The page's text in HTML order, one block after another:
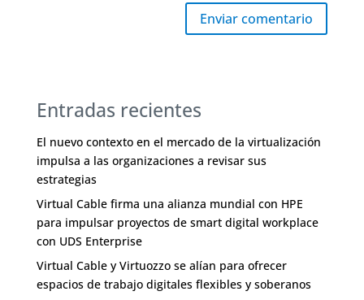
Enviar comentario
Entradas recientes
El nuevo contexto en el mercado de la virtualización
impulsa a las organizaciones a revisar sus
estrategias
Virtual Cable firma una alianza mundial con HPE
para impulsar proyectos de smart digital workplace
con UDS Enterprise
Virtual Cable y Virtuozzo se alían para ofrecer
espacios de trabajo digitales flexibles y soberanos